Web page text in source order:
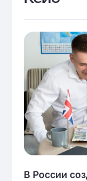
В России